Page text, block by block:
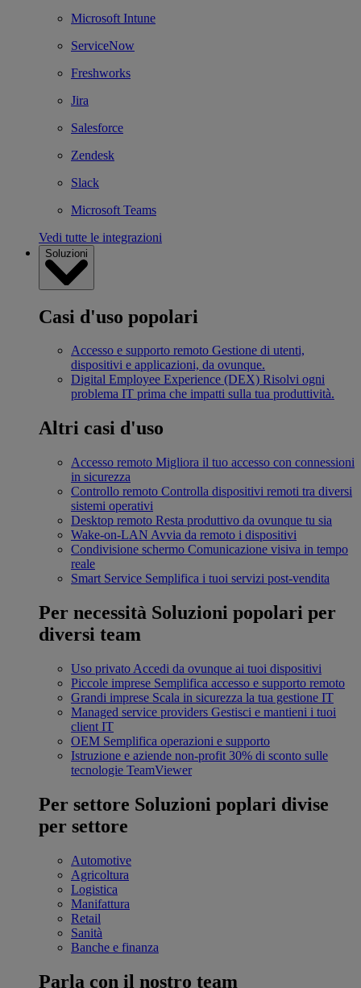
Microsoft Intune
ServiceNow
Freshworks
Jira
Salesforce
Zendesk
Slack
Microsoft Teams
Vedi tutte le integrazioni
Soluzioni
Casi d'uso popolari
Accesso e supporto remoto Gestione di utenti,
dispositivi e applicazioni, da ovunque.
Digital Employee Experience (DEX) Risolvi ogni
problema IT prima che impatti sulla tua produttività.
Altri casi d'uso
Accesso remoto Migliora il tuo accesso con connessioni
in sicurezza
Controllo remoto Controlla dispositivi remoti tra diversi
sistemi operativi
Desktop remoto Resta produttivo da ovunque tu sia
Wake-on-LAN Avvia da remoto i dispositivi
Condivisione schermo Comunicazione visiva in tempo
reale
Smart Service Semplifica i tuoi servizi post-vendita
Per necessità Soluzioni popolari per
diversi team
Uso privato Accedi da ovunque ai tuoi dispositivi
Piccole imprese Semplifica accesso e supporto remoto
Grandi imprese Scala in sicurezza la tua gestione IT
Managed service providers Gestisci e mantieni i tuoi
client IT
OEM Semplifica operazioni e supporto
Istruzione e aziende non-profit 30% di sconto sulle
tecnologie TeamViewer
Per settore Soluzioni poplari divise
per settore
Automotive
Agricoltura
Logistica
Manifattura
Retail
Sanità
Banche e finanza
Parla con il nostro team